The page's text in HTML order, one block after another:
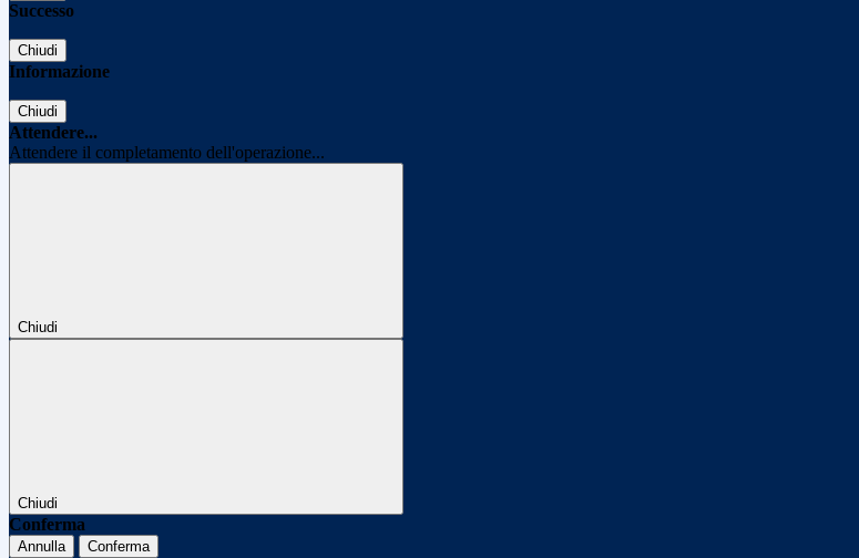
Successo
Chiudi
Informazione
Chiudi
Attendere...
Attendere il completamento dell'operazione...
Chiudi
Chiudi
Conferma
Annulla Conferma